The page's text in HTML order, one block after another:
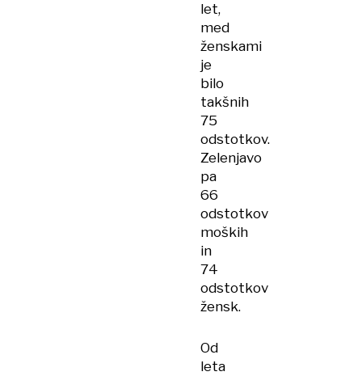
let,
med
ženskami
je
bilo
takšnih
75
odstotkov.
Zelenjavo
pa
66
odstotkov
moških
in
74
odstotkov
žensk.
Od
leta